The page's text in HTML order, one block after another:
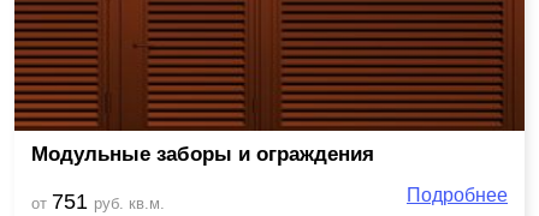
Модульные заборы и ограждения
от 751 руб. кв.м. Подробнее